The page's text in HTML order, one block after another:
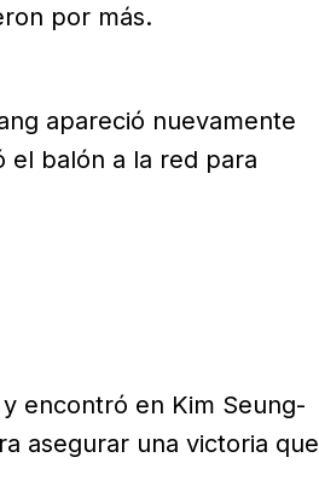
por más.
apareció nuevamente
el balón a la red para
encontró en Kim Seung-
asegurar una victoria que